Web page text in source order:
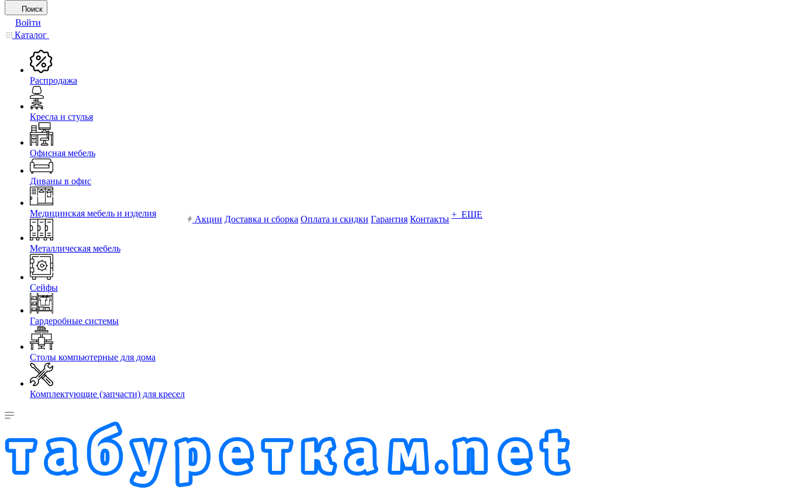
Поиск
Войти
Каталог
Распродажа
Кресла и стулья
Офисная мебель
Диваны в офис
Медицинская мебель и изделия
Металлическая мебель
Сейфы
Гардеробные системы
Столы компьютерные для дома
Комплектующие (запчасти) для кресел
Акции Доставка и сборка Оплата и скидки Гарантия Контакты + ЕЩЕ